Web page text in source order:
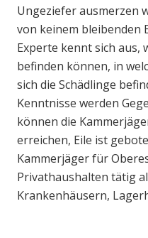
Ungeziefer ausmerzen
von keinem bleibenden
Experte kennt sich aus,
befinden können, in
sich die Schädlinge
Kenntnisse werden
können die
erreichen, Eile ist
Kammerjäger für
Privathaushalten tätig
Krankenhäusern,